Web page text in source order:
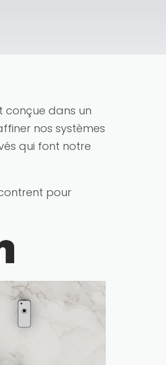
conçue dans un
nos systèmes
qui font notre
pour